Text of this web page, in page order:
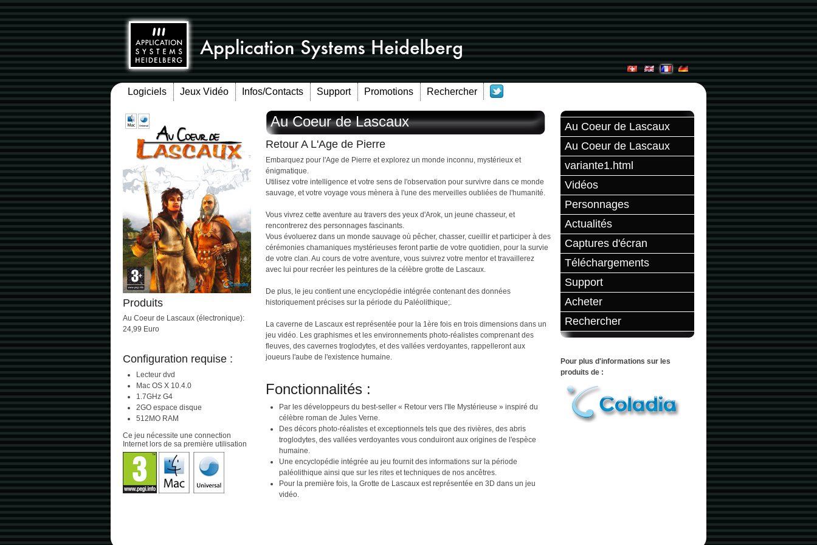
Logiciels Jeux Vidéo Infos/Contacts Support Promotions Rechercher
Produits
Au Coeur de Lascaux (électronique):
24,99 Euro
Configuration requise :
Lecteur dvd
Mac OS X 10.4.0
1.7GHz G4
2GO espace disque
512MO RAM
Ce jeu nécessite une connection
Internet lors de sa première utilisation
Au Coeur de Lascaux
Au Coeur de Lascaux
variante1.html
Vidéos
Personnages
Actualités
Captures d'écran
Téléchargements
Support
Acheter
Rechercher
Pour plus d'informations sur les
produits de :
Au Coeur de Lascaux
Retour A L'Age de Pierre
Embarquez pour l'Age de Pierre et explorez un monde inconnu, mystérieux et
énigmatique.
Utilisez votre intelligence et votre sens de l'observation pour survivre dans ce monde
sauvage, et votre voyage vous mènera à l'une des merveilles oubliées de l'humanité.
Vous vivrez cette aventure au travers des yeux d'Arok, un jeune chasseur, et
rencontrerez des personnages fascinants.
Vous évoluerez dans un monde sauvage où pêcher, chasser, cueillir et participer à des
cérémonies chamaniques mystérieuses feront partie de votre quotidien, pour la survie
de votre clan. Au cours de votre aventure, vous suivrez votre mentor et travaillerez
avec lui pour recréer les peintures de la célèbre grotte de Lascaux.
De plus, le jeu contient une encyclopédie intégrée contenant des données
historiquement précises sur la période du Paléolithique;.
La caverne de Lascaux est représentée pour la 1ère fois en trois dimensions dans un
jeu vidéo. Les graphismes et les environnements photo-réalistes comprenant des
fleuves, des cavernes troglodytes, et des vallées verdoyantes, rappelleront aux
joueurs l'aube de l'existence humaine.
Fonctionnalités :
Par les développeurs du best-seller « Retour vers l'Ile Mystérieuse » inspiré du
célèbre roman de Jules Verne.
Des décors photo-réalistes et exceptionnels tels que des rivières, des abris
troglodytes, des vallées verdoyantes vous conduiront aux origines de l'espèce
humaine.
Une encyclopédie intégrée au jeu fournit des informations sur la période
paléolithique ainsi que sur les rites et techniques de nos ancêtres.
Pour la première fois, la Grotte de Lascaux est représentée en 3D dans un jeu
vidéo.